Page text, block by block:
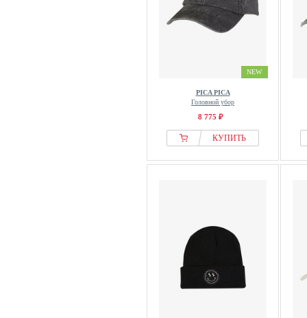
NEW
PICA PICA
Головной убор
8 775 ₽
КУПИТЬ